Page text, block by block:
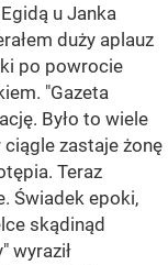
u Janka
duży aplauz
po powrocie
"Gazeta
Było to wiele
ciągle zastaje żonę
Teraz
Świadek epoki,
skądinąd
wyraził